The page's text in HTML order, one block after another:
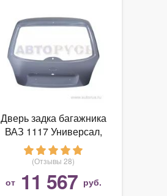
Дверь задка багажника
ВАЗ 1117 Универсал,
катафорез
(Отзывы 28)
от 11 567 руб.